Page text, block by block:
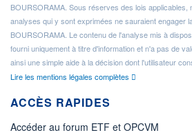
BOURSORAMA. Sous réserves des lois applicables,
analyses qui y sont exprimées ne sauraient engager
BOURSORAMA. Le contenu de l'analyse mis à
fourni uniquement à titre d'information et n'a pas de
ainsi une simple aide à la décision dont l'utilisateur
Lire les mentions légales complètes
ACCÈS RAPIDES
Accéder au forum ETF et OPCVM